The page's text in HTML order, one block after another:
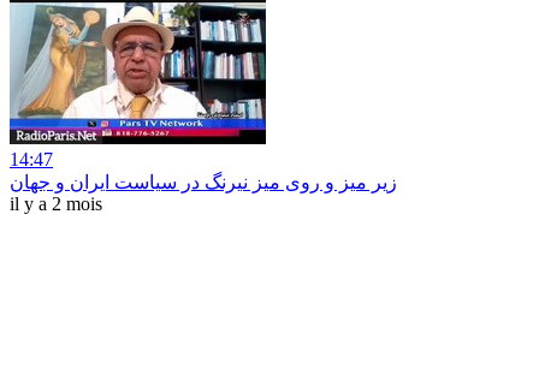
14:47
زیر میز و روی میز نیرنگ در سیاست ایران و جهان
il y a 2 mois